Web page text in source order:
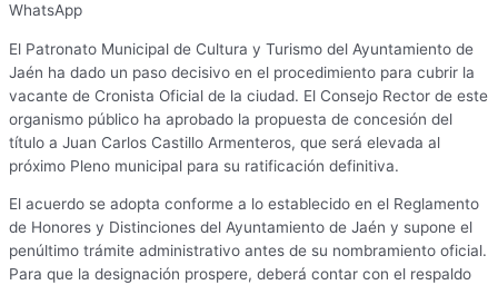
WhatsApp
El Patronato Municipal de Cultura y Turismo del Ayuntamiento de
Jaén ha dado un paso decisivo en el procedimiento para cubrir la
vacante de Cronista Oficial de la ciudad. El Consejo Rector de este
organismo público ha aprobado la propuesta de concesión del
título a Juan Carlos Castillo Armenteros, que será elevada al
próximo Pleno municipal para su ratificación definitiva.
El acuerdo se adopta conforme a lo establecido en el Reglamento
de Honores y Distinciones del Ayuntamiento de Jaén y supone el
penúltimo trámite administrativo antes de su nombramiento oficial.
Para que la designación prospere, deberá contar con el respaldo